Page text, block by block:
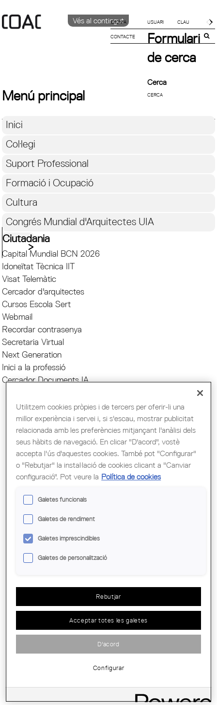
Vés al contingut
IDIOMA
CATALÀ
CONTACTE
Formulari
de cerca
Cerca
Menú principal
Inici
Col·legi
Suport Professional
Formació i Ocupació
Cultura
Congrés Mundial d'Arquitectes UIA
Ciutadania
Capital Mundial BCN 2026
Idoneïtat Tècnica IIT
Visat Telemàtic
Cercador d'arquitectes
Cursos Escola Sert
Webmail
Recordar contrasenya
Secretaria Virtual
Next Generation
Inici a la professió
Cercador Documents IA
Paraula Clau
Llengua
Tipus de document
No vigents
FORMULARI SEPA DOMICILIACIÓ
Utilitzem cookies pròpies i de tercers per oferir-li una
millor experiència i servei i, si s'escau, mostrar publicitat
relacionada amb les preferències mitjançant l'anàlisi dels
seus hàbits de navegació. En clicar "D'acord", vostè
accepta l'ús d'aquestes cookies. També pot "Configurar"
o "Rebutjar" la instal·lació de cookies clicant a "Canviar
configuració". Pot veure la Política de cookies
Galetes funcionals
Galetes de rendiment
Galetes imprescindibles
Galetes de personalització
Rebutjar
Acceptar totes les galetes
D'acord
Configurar